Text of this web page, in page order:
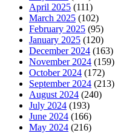
April 2025 (111)
March 2025 (102)
February 2025 (95)
January 2025 (120)
December 2024 (163)
November 2024 (159)
October 2024 (172)
September 2024 (213)
August 2024 (240)
July 2024 (193)
June 2024 (166)
May 2024 (216)